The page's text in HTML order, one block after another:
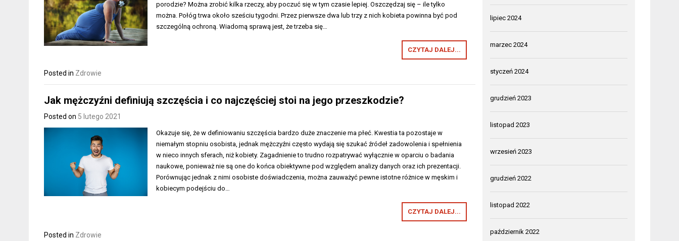
porodzie? Można zrobić kilka rzeczy, aby poczuć się w tym czasie lepiej. Oszczędzaj się – ile tylko
można. Połóg trwa około sześciu tygodni. Przez pierwsze dwa lub trzy z nich kobieta powinna być pod
szczególną ochroną. Wiadomą sprawą jest, że trzeba się…
CZYTAJ DALEJ...
Posted in Zdrowie
Jak mężczyźni definiują szczęścia i co najczęściej stoi na jego przeszkodzie?
Posted on 5 lutego 2021
Okazuje się, że w definiowaniu szczęścia bardzo duże znaczenie ma płeć. Kwestia ta pozostaje w
niemałym stopniu osobista, jednak mężczyźni często wydają się szukać źródeł zadowolenia i spełnienia
w nieco innych sferach, niż kobiety. Zagadnienie to trudno rozpatrywać wyłącznie w oparciu o badania
naukowe, ponieważ nie są one do końca obiektywne pod względem analizy danych oraz ich prezentacji.
Porównując jednak z nimi osobiste doświadczenia, można zauważyć pewne istotne różnice w męskim i
kobiecym podejściu do…
CZYTAJ DALEJ...
Posted in Zdrowie
lipiec 2024
marzec 2024
styczeń 2024
grudzień 2023
listopad 2023
wrzesień 2023
grudzień 2022
listopad 2022
październik 2022